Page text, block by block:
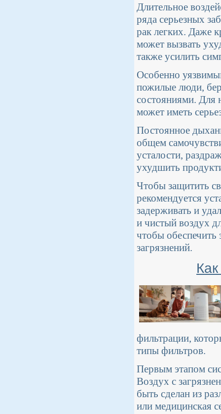
Длительное
ряда серьезных
рак легких. Даже
может вызвать
также усилить
Особенно
пожилые люди,
состояниями. Для
может иметь
Постоянное
общем
усталости,
ухудшить
Чтобы защитить
рекомендуется
задерживать и
и чистый воздух
чтобы
загрязнений.
фильтрации,
типы фильтров.
Первым этапом
Воздух с
быть сделан из
или медицинская